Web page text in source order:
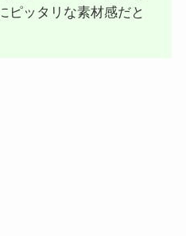
ピッタリな素材感だと